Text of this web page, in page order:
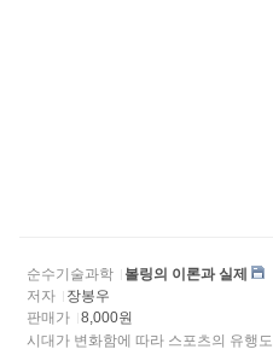
순수기술과학
볼링의 이론과 실제
저자
장봉우
판매가
8,000원
시대가 변화함에 따라 스포츠의 유행